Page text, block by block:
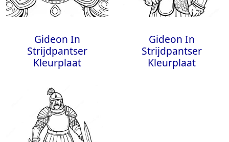
Gideon In
Strijdpantser
Kleurplaat
Gideon In
Strijdpantser
Kleurplaat